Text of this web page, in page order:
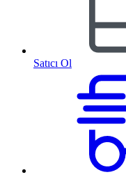
Satıcı Ol